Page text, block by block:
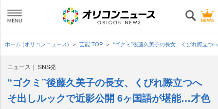
ホーム (オリコンニュース) 芸能 TOP “ゴクミ”後藤久美子の長女、くびれ際立
ニュース SNS発
“ゴクミ”後藤久美子の長女、くびれ際立つへ
そ出しルックで近影公開 6ヶ国語が堪能…才色